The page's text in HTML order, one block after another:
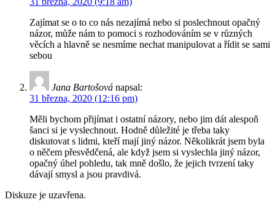
Zajímat se o to co nás nezajímá nebo si poslechnout opačný
názor, může nám to pomoci s rozhodováním se v různých
věcích a hlavně se nesmíme nechat manipulovat a řídit se sami
sebou
Jana Bartošová napsal:
31 března, 2020 (12:16 pm)
Měli bychom přijímat i ostatní názory, nebo jim dát alespoň
šanci si je vyslechnout. Hodně důležité je třeba taky
diskutovat s lidmi, kteří mají jiný názor. Několikrát jsem byla
o něčem přesvědčená, ale když jsem si vyslechla jiný názor,
opačný úhel pohledu, tak mně došlo, že jejich tvrzení taky
dávají smysl a jsou pravdivá.
Diskuze je uzavřena.